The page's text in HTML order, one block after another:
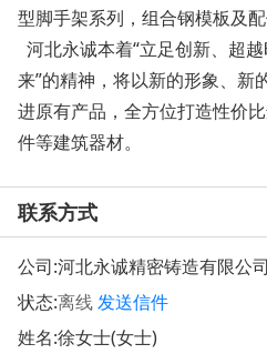
型脚手架系列，组合钢模板及配
河北永诚本着“立足创新、超
来”的精神，将以新的形象、新
进原有产品，全方位打造性价
件等建筑器材。
联系方式
公司:河北永诚精密铸造有限公司
状态:离线发送信件
姓名:徐女士(女士)